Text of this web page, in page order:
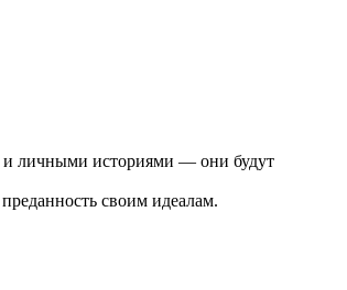
и личными историями — они будут
своим идеалам.